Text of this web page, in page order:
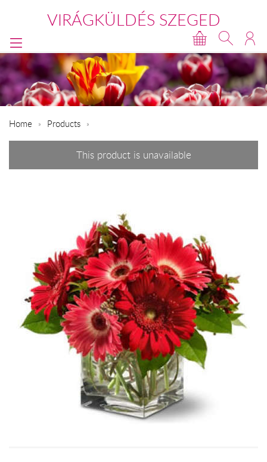
VIRÁGKÜLDÉS SZEGED
Home Products
This product is unavailable